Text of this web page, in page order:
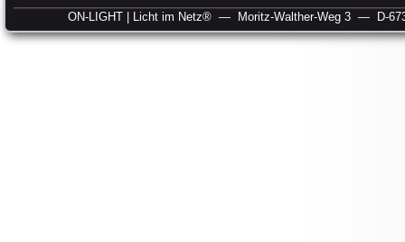
ON-LIGHT | Licht im Netz® — Moritz-Walther-Weg 3 — D-